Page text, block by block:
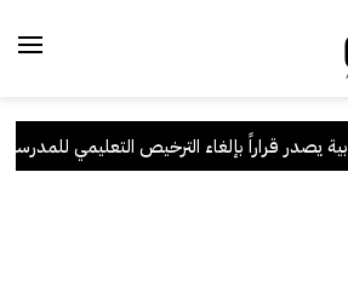
يصدر قراراً بإلغاء الترخيص التعليمي للمدرسة